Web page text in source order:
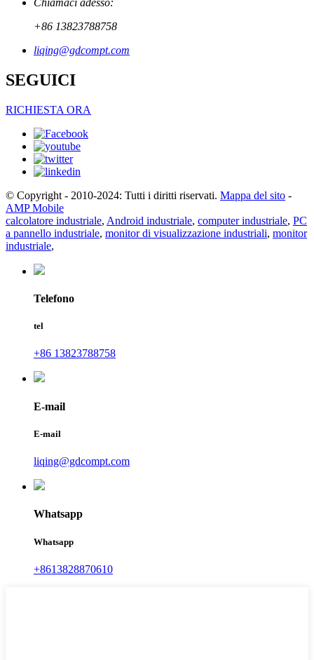
Chiamaci adesso:
+86 13823788758
liqing@gdcompt.com
SEGUICI
RICHIESTA ORA
© Copyright - 2010-2024: Tutti i diritti riservati. Mappa del sito -
AMP Mobile
calcolatore industriale, Android industriale, computer industriale, PC
a pannello industriale, monitor di visualizzazione industriali, monitor
industriale,
Telefono
tel
+86 13823788758
E-mail
E-mail
liqing@gdcompt.com
Whatsapp
Whatsapp
+8613828870610